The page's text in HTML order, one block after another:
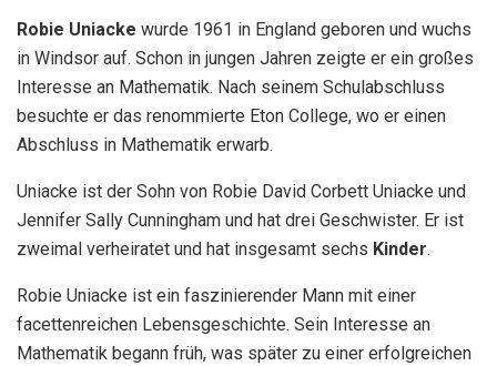
Robie Uniacke wurde 1961 in England geboren und wuchs
in Windsor auf. Schon in jungen Jahren zeigte er ein großes
Interesse an Mathematik. Nach seinem Schulabschluss
besuchte er das renommierte Eton College, wo er einen
Abschluss in Mathematik erwarb.
Uniacke ist der Sohn von Robie David Corbett Uniacke und
Jennifer Sally Cunningham und hat drei Geschwister. Er ist
zweimal verheiratet und hat insgesamt sechs Kinder.
Robie Uniacke ist ein faszinierender Mann mit einer
facettenreichen Lebensgeschichte. Sein Interesse an
Mathematik begann früh, was später zu einer erfolgreichen